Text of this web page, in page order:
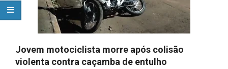
Jovem motociclista morre após colisão
violenta contra caçamba de entulho